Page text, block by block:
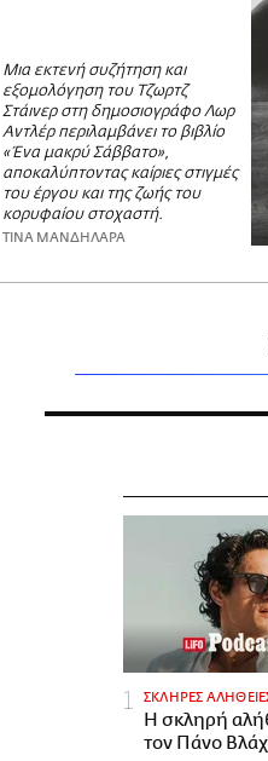
Μια εκτενή συζήτηση και
εξομολόγηση του Τζωρτζ
Στάινερ στη δημοσιογράφο Λωρ
Αντλέρ περιλαμβάνει το βιβλίο
«Ένα μακρύ Σάββατο»,
αποκαλύπτοντας καίριες στιγμές
του έργου και της ζωής του
κορυφαίου στοχαστή.
ΤΙΝΑ ΜΑΝΔΗΛΑΡΑ
ΣΚΛΗΡΕΣ
H σκληρή
τον Πάνο